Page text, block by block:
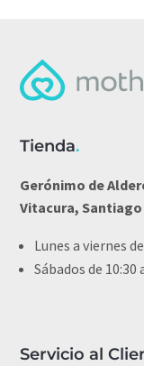
Tienda.
Gerónimo de
Vitacura, Santiago
Lunes a viernes
Sábados de 10:30
Servicio al